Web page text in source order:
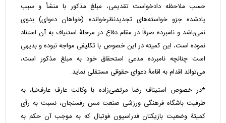
حسب ملاحظه دادخواست تقدیمی، مبلغ مذکور با منشأ و سبب
یادشده جزو خواسته‌های تجدیدنظرخوانده (خواهان دعوای) بدوی
نمی‌باشد و نامبرده صرفاً در مقام دفاع در مرحلۀ استنیاف به آن استناد
نموده است، این کمیته در این خصوص با تکلیفی مواجه نبوده و بدیهی
است چنانچه نامبرده مدعی استحقاق خود به مبلغ مذکور است،
می‌تواند اقدام به اقامۀ دعوای حقوقی مستقلی نماید.
*در خصوص استیناف رضا مرتضی‌زاده با وکالت عارف عارف‌نیا، به
طرفیت باشگاه فرهنگی ورزشی صنعت مس رفسنجان، نسبت به رأی
کمیتۀ وضعیت بازیکنان فدراسیون فوتبال که به موجب آن حکم به